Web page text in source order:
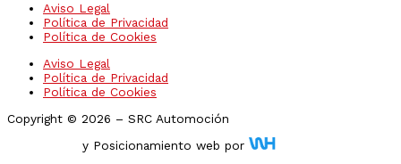
Aviso Legal
Política de Privacidad
Política de Cookies
Aviso Legal
Política de Privacidad
Política de Cookies
Copyright © 2026 – SRC Automoción
y Posicionamiento web por